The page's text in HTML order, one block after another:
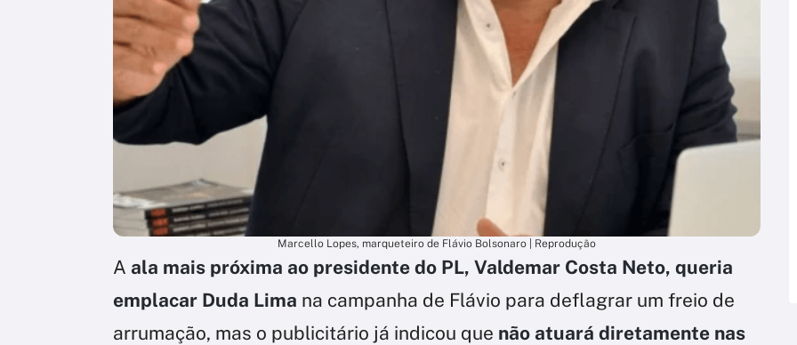
Marcello Lopes, marqueteiro de Flávio Bolsonaro | Reprodução
A ala mais próxima ao presidente do PL, Valdemar Costa Neto, queria
emplacar Duda Lima na campanha de Flávio para deflagrar um freio de
arrumação, mas o publicitário já indicou que não atuará diretamente nas